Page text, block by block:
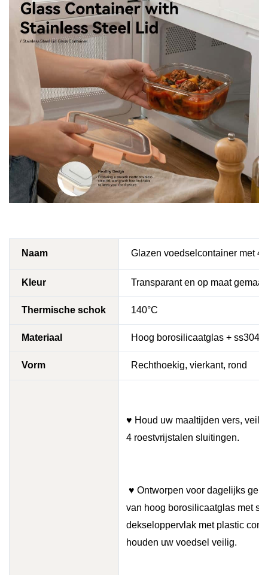
Naam Glazen voedselcontainer met 4
Kleur Transparant en op maat
Thermische schok 140°C
Materiaal Hoog borosilicaatglas + ss304
Vorm Rechthoekig, vierkant, rond
♥ Houd uw maaltijden vers,
4 roestvrijstalen sluitingen.
♥ Ontworpen voor dagelijks
van hoog borosilicaatglas met
dekseloppervlak met plastic
houden uw voedsel veilig.